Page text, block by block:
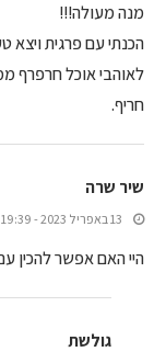
מנה מעולה!!!
הכנתי עם פרגית ויצא
חריף.
שיר שרה
13 באפריל 2023 - 19:39
היי האם אפשר להכין
גולשת